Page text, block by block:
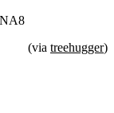
(via treehugger)